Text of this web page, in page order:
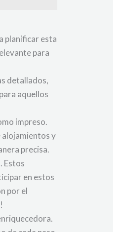
planificar esta
para
detallados,
aquellos
impreso.
y
precisa.
Estos
en estos
por el